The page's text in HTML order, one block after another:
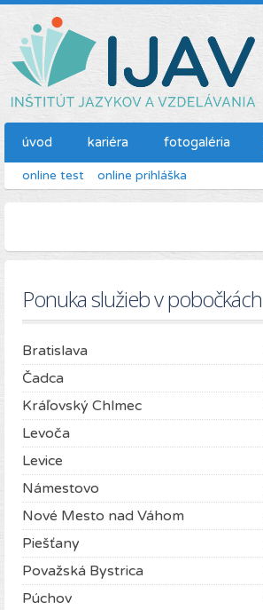
úvod kariéra fotogaléria
online test online prihláška
Ponuka služieb v pobočkách
Bratislava
Čadca
Kráľovský Chlmec
Levoča
Levice
Námestovo
Nové Mesto nad Váhom
Piešťany
Považská Bystrica
Púchov